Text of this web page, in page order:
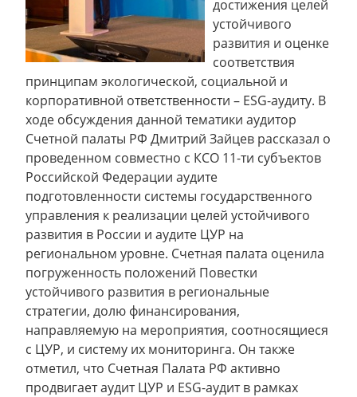
достижения целей
устойчивого
развития и оценке
соответствия
принципам экологической, социальной и
корпоративной ответственности – ESG-аудиту. В
ходе обсуждения данной тематики аудитор
Счетной палаты РФ Дмитрий Зайцев рассказал о
проведенном совместно с КСО 11-ти субъектов
Российской Федерации аудите
подготовленности системы государственного
управления к реализации целей устойчивого
развития в России и аудите ЦУР на
региональном уровне. Счетная палата оценила
погруженность положений Повестки
устойчивого развития в региональные
стратегии, долю финансирования,
направляемую на мероприятия, соотносящиеся
с ЦУР, и систему их мониторинга. Он также
отметил, что Счетная Палата РФ активно
продвигает аудит ЦУР и ESG-аудит в рамках